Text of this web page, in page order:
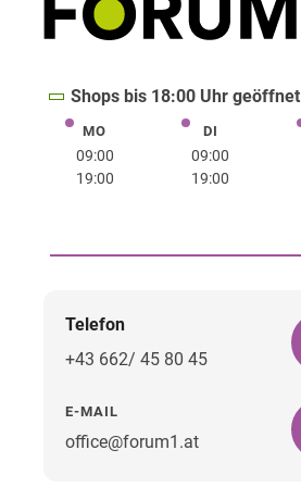
Shops bis 18:00 Uhr geöffnet
MOMontag
09:00
19:00
DIDienstag
09:00
19:00
Telefon
+43 662/ 45 80 45
E-MAIL
office@forum1.at